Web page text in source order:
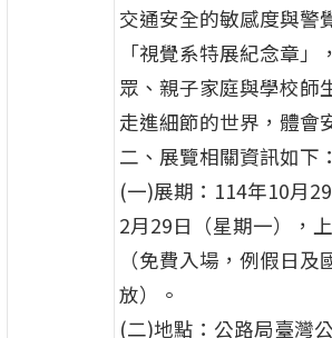
交通安全的敏感度與警
「視覺系特展紀念章
眾、親子家庭與學校師
走進細節的世界，體會
二、展覽相關資訊如下：
(一)展期：114年10月
2月29日（星期一），
（免費入場，例假日及
放）。
(二)地點：公路局臺灣